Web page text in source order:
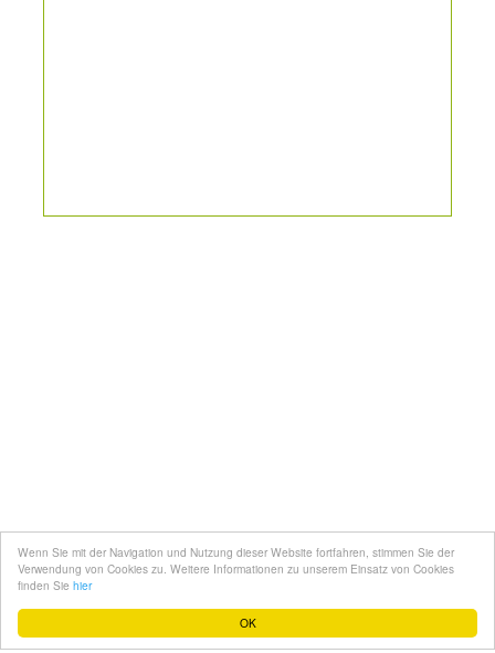
OK
Wenn Sie mit der Navigation und Nutzung dieser Website fortfahren, stimmen Sie der
Verwendung von Cookies zu. Weitere Informationen zu unserem Einsatz von Cookies
finden Sie hier
Topfgucker werden
Über uns
Datenschutz